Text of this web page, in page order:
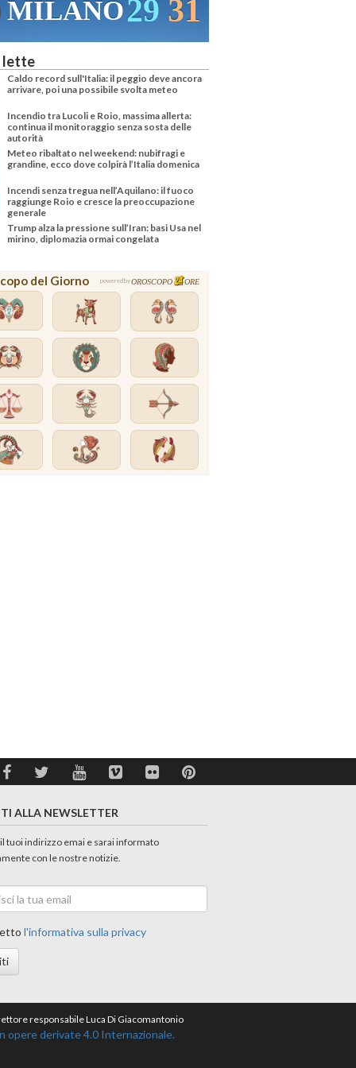
29 31
lette
Caldo record sull'Italia: il peggio deve ancora
arrivare, poi una possibile svolta meteo
Incendio tra Lucoli e Roio, massima allerta:
continua il monitoraggio senza sosta delle
autorità
Meteo ribaltato nel weekend: nubifragi e
grandine, ecco dove colpirà l’Italia domenica
Incendi senza tregua nell’Aquilano: il fuoco
raggiunge Roio e cresce la preoccupazione
generale
Trump alza la pressione sull’Iran: basi Usa nel
mirino, diplomazia ormai congelata
del Giorno powered byOROSCOPO ORE
ALLA NEWSLETTER
tuoi indirizzo emai e sarai informato
con le nostre notizie.
l'informativa sulla privacy
responsabile Luca Di Giacomantonio
opere derivate 4.0 Internazionale.